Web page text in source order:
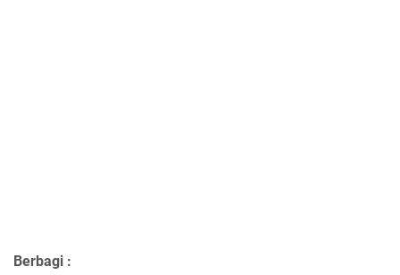
Berbagi :